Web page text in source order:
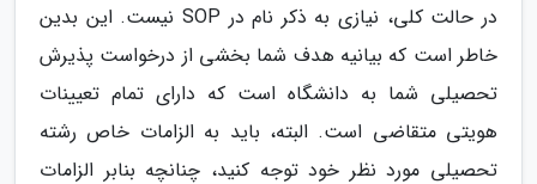
در حالت کلی، نیازی به ذکر نام در SOP نیست. این بدین
خاطر است که بیانیه هدف شما بخشی از درخواست پذیرش
تحصیلی شما به دانشگاه است که دارای تمام تعیینات
هویتی متقاضی است. البته، باید به الزامات خاص رشته
تحصیلی مورد نظر خود توجه کنید، چنانچه بنابر الزامات